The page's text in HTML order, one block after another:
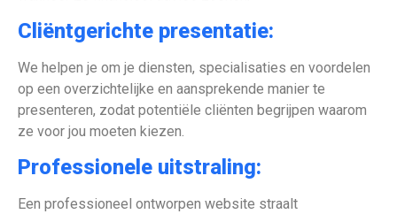
Cliëntgerichte presentatie:
We helpen je om je diensten, specialisaties en voordelen
op een overzichtelijke en aansprekende manier te
presenteren, zodat potentiële cliënten begrijpen waarom
ze voor jou moeten kiezen.
Professionele uitstraling:
Een professioneel ontworpen website straalt